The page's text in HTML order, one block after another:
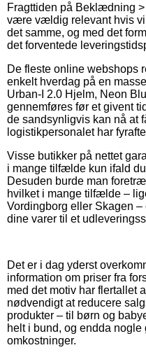
Fragttiden på Beklædning
være vældig relevant hvis vi
det samme, og med det
det forventede
De fleste online webshops
enkelt hverdag på en
Urban-I 2.0 Hjelm, Neon
gennemføres før et givent
de sandsynligvis kan nå at
logistikpersonalet har
Visse butikker på nettet
i mange tilfælde kun ifald
Desuden burde man
hvilket i mange tilfælde –
Vordingborg eller Skagen
dine varer til et
Det er i dag yderst
information om priser fra
med det motiv har flertallet
nødvendigt at reducere
produkter – til børn og
helt i bund, og endda nogle
omkostninger.